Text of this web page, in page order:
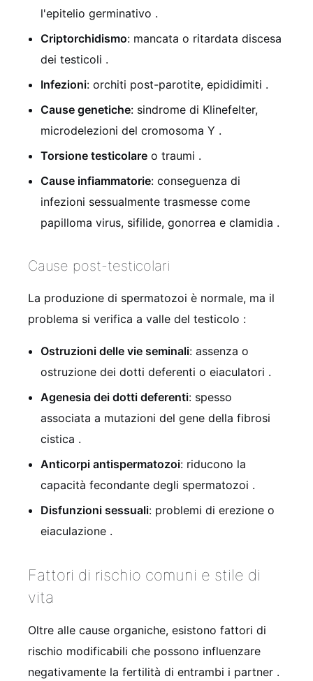
l'epitelio germinativo .
Criptorchidismo: mancata o ritardata discesa
dei testicoli .
Infezioni: orchiti post-parotite, epididimiti .
Cause genetiche: sindrome di Klinefelter,
microdelezioni del cromosoma Y .
Torsione testicolare o traumi .
Cause infiammatorie: conseguenza di
infezioni sessualmente trasmesse come
papilloma virus, sifilide, gonorrea e clamidia .
Cause post-testicolari
La produzione di spermatozoi è normale, ma il
problema si verifica a valle del testicolo :
Ostruzioni delle vie seminali: assenza o
ostruzione dei dotti deferenti o eiaculatori .
Agenesia dei dotti deferenti: spesso
associata a mutazioni del gene della fibrosi
cistica .
Anticorpi antispermatozoi: riducono la
capacità fecondante degli spermatozoi .
Disfunzioni sessuali: problemi di erezione o
eiaculazione .
Fattori di rischio comuni e stile di
vita
Oltre alle cause organiche, esistono fattori di
rischio modificabili che possono influenzare
negativamente la fertilità di entrambi i partner .